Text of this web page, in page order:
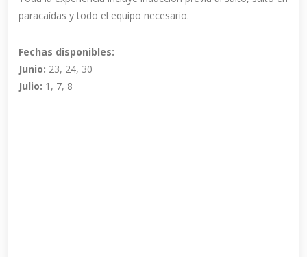
paracaídas y todo el equipo necesario.
Fechas disponibles:
Junio: 23, 24, 30
Julio: 1, 7, 8